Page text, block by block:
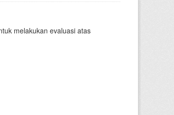
melakukan evaluasi atas